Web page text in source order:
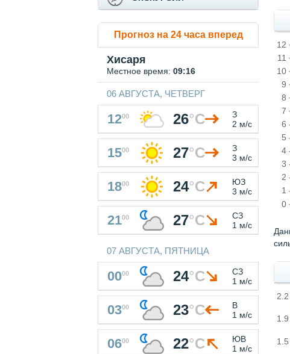
0
1
2
3
4
5
6
7
8
9
10
11
12
1.5
1.9
2.2
Прогноз на 24 часа вперед
Хисаря
Местное время: 09:16
06 АВГУСТА, ЧЕТВЕРГ
1200 26°C
З
2 м/с
1500 27°C
З
3 м/с
1800 24°C
ЮЗ
3 м/с
2100 27°C
СЗ
1 м/с
07 АВГУСТА, ПЯТНИЦА
0000 24°C
СЗ
1 м/с
0300 23°C
В
1 м/с
0600 22°C
ЮВ
1 м/с